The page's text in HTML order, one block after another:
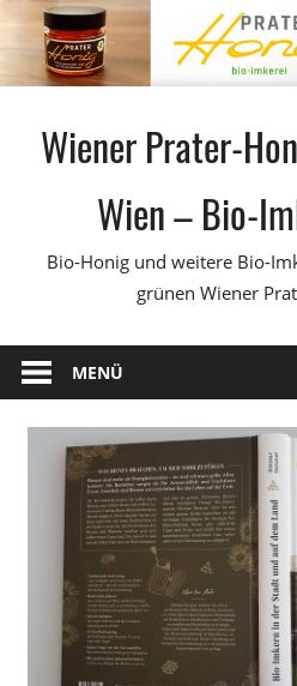
Inhalt
springen
Wiener Prater-
Wien – Bio-
Bio-Honig und weitere Bio-
grünen Wiener
MENÜ